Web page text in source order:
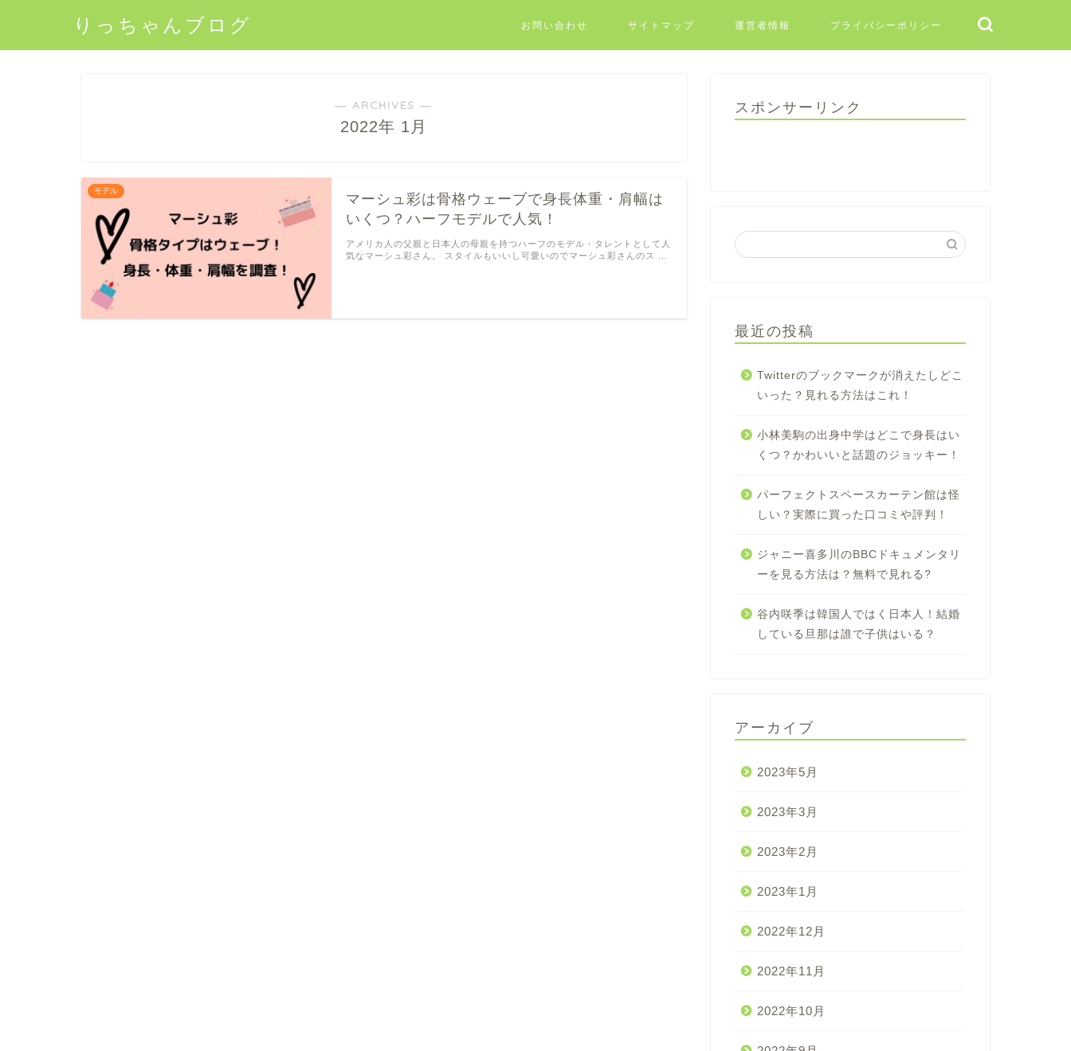
りっちゃんブログ お問い合わせ サイトマップ 運営者情報 プライバシーポリシー
― ARCHIVES ―
2022年 1月
モデル
マーシュ彩は骨格ウェーブで身長体重・肩幅は
いくつ？ハーフモデルで人気！
アメリカ人の父親と日本人の母親を持つハーフのモデル・タレントとして人
気なマーシュ彩さん。 スタイルもいいし可愛いのでマーシュ彩さんのス …
スポンサーリンク
最近の投稿
Twitterのブックマークが消えたしどこ
いった？見れる方法はこれ！
小林美駒の出身中学はどこで身長はい
くつ？かわいいと話題のジョッキー！
パーフェクトスペースカーテン館は怪
しい？実際に買った口コミや評判！
ジャニー喜多川のBBCドキュメンタリ
ーを見る方法は？無料で見れる?
谷内咲季は韓国人ではく日本人！結婚
している旦那は誰で子供はいる？
アーカイブ
2023年5月
2023年3月
2023年2月
2023年1月
2022年12月
2022年11月
2022年10月